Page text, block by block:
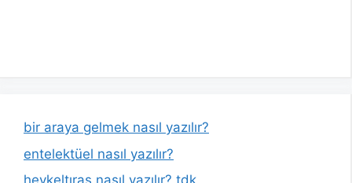
bir araya gelmek nasıl yazılır?
entelektüel nasıl yazılır?
heykeltıraş nasıl yazılır? tdk